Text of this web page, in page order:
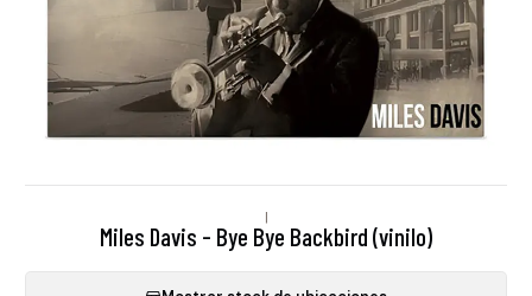
|
Miles Davis - Bye Bye Backbird (vinilo)